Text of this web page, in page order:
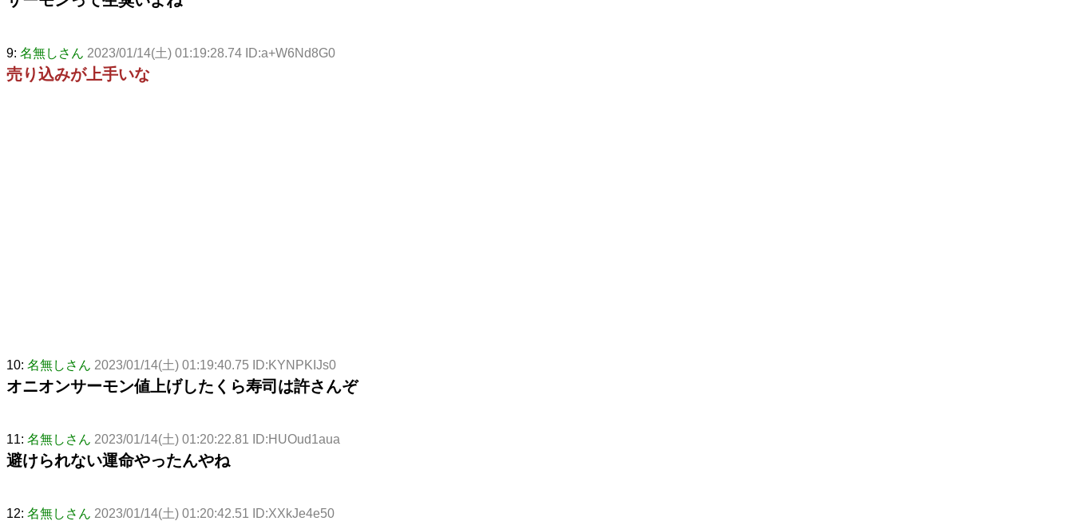
9: 名無しさん 2023/01/14(土) 01:19:28.74 ID:a+W6Nd8G0
売り込みが上手いな
10: 名無しさん 2023/01/14(土) 01:19:40.75 ID:KYNPKIJs0
オニオンサーモン値上げしたくら寿司は許さんぞ
11: 名無しさん 2023/01/14(土) 01:20:22.81 ID:HUOud1aua
避けられない運命やったんやね
12: 名無しさん 2023/01/14(土) 01:20:42.51 ID:XXkJe4e50